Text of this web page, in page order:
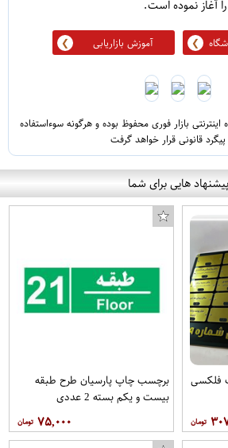
آموزش بازاریابی
بازار فوری محفوظ بوده و هرگونه سوءاستفاده
قانونی قرار خواهد گرفت
پیشنهاد هایی برای شما
فلکسی
برچسب چاپ پارسیان طرح طبقه
بیست و یکم بسته 2 عددی
۷۵,۰۰۰